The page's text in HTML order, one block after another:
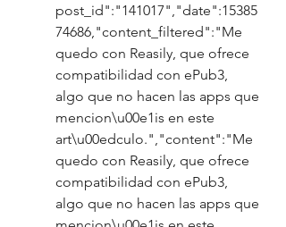
post_id":"141017","date":15385
74686,"content_filtered":"Me
quedo con Reasily, que ofrece
compatibilidad con ePub3,
algo que no hacen las apps que
mencion\u00e1is en este
art\u00edculo.","content":"Me
quedo con Reasily, que ofrece
compatibilidad con ePub3,
algo que no hacen las apps que